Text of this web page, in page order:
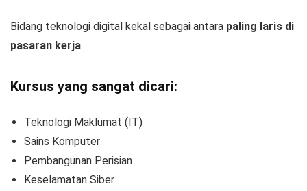
Bidang teknologi digital kekal sebagai antara paling laris di
pasaran kerja.
Kursus yang sangat dicari:
Teknologi Maklumat (IT)
Sains Komputer
Pembangunan Perisian
Keselamatan Siber